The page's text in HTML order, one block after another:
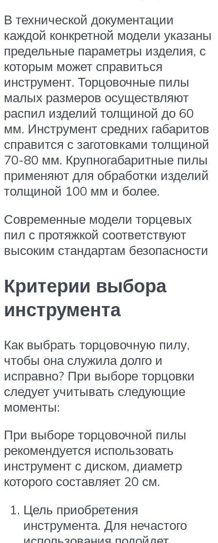
В технической документации
каждой конкретной модели указаны
предельные параметры изделия, с
которым может справиться
инструмент. Торцовочные пилы
малых размеров осуществляют
распил изделий толщиной до 60
мм. Инструмент средних габаритов
справится с заготовками толщиной
70-80 мм. Крупногабаритные пилы
применяют для обработки изделий
толщиной 100 мм и более.
Современные модели торцевых
пил с протяжкой соответствуют
высоким стандартам безопасности
Критерии выбора
инструмента
Как выбрать торцовочную пилу,
чтобы она служила долго и
исправно? При выборе торцовки
следует учитывать следующие
моменты:
При выборе торцовочной пилы
рекомендуется использовать
инструмент с диском, диаметр
которого составляет 20 см.
Цель приобретения
инструмента. Для нечастого